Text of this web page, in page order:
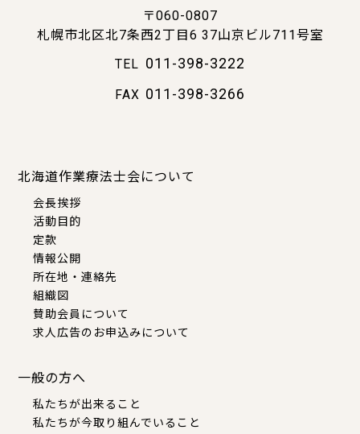
〒060-0807
札幌市北区北7条西2丁目6 37山京ビル711号室
TEL 011-398-3222
FAX 011-398-3266
北海道作業療法士会について
会長挨拶
活動目的
定款
情報公開
所在地・連絡先
組織図
賛助会員について
求人広告のお申込みについて
一般の方へ
私たちが出来ること
私たちが今取り組んでいること